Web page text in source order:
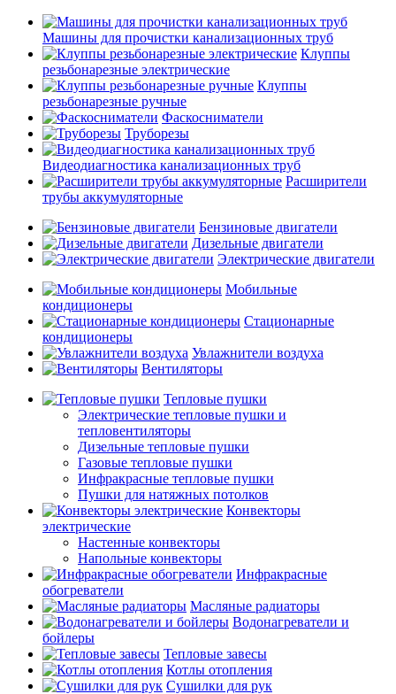
Машины для прочистки канализационных труб
Клуппы
резьбонарезные электрические
Клуппы
резьбонарезные ручные
Фаскосниматели
Труборезы
Видеодиагностика канализационных труб
Расширители
трубы аккумуляторные
Бензиновые двигатели
Дизельные двигатели
Электрические двигатели
Мобильные
кондиционеры
Стационарные
кондиционеры
Увлажнители воздуха
Вентиляторы
Тепловые пушки
Электрические тепловые пушки и
тепловентиляторы
Дизельные тепловые пушки
Газовые тепловые пушки
Инфракрасные тепловые пушки
Пушки для натяжных потолков
Конвекторы
электрические
Настенные конвекторы
Напольные конвекторы
Инфракрасные
обогреватели
Масляные радиаторы
Водонагреватели и
бойлеры
Тепловые завесы
Котлы отопления
Сушилки для рук